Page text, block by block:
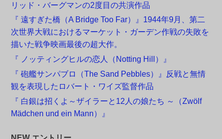
リッド・バーグマンの2度目の共演作品
『 遠すぎた橋（A Bridge Too Far）』1944年9月、第二
次世界大戦におけるマーケット・ガーデン作戦の失敗を
描いた戦争映画最後の超大作。
『 ノッティングヒルの恋人（Notting Hill）』
『 砲艦サンパブロ（The Sand Pebbles）』反戦と無情
観を表現したロバート・ワイズ監督作品
『 白銀は招くよ～ザイラーと12人の娘たち ～（Zwölf
Mädchen und ein Mann）』